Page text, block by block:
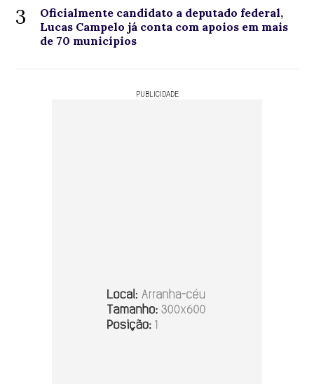
3
Oficialmente candidato a deputado federal,
Lucas Campelo já conta com apoios em mais
de 70 municípios
PUBLICIDADE